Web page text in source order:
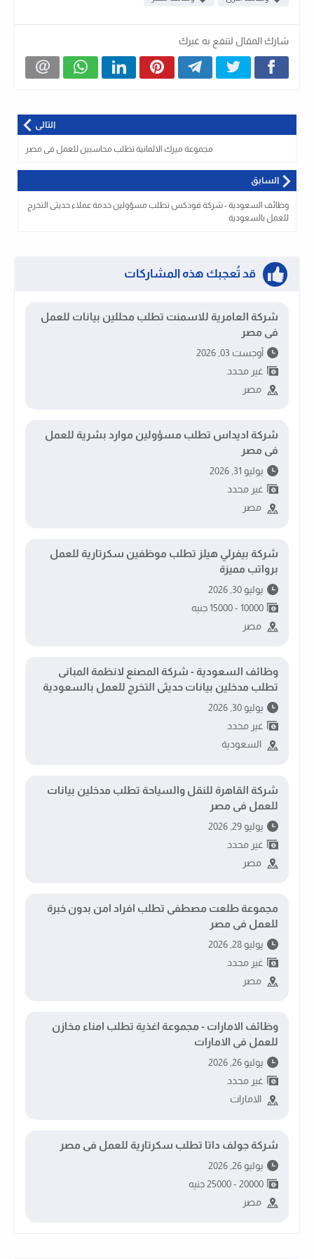
شارك المقال لتنفع به غيرك
التالى
مجموعة ميرك الالمانية تطلب محاسبين للعمل فى مصر
السابق
وظائف السعودية - شركة فودكس تطلب مسؤولين خدمة عملاء حديثى التخرج
للعمل بالسعودية
قد تُعجبك هذه المشاركات
شركة العامرية للاسمنت تطلب محللين بيانات للعمل
فى مصر
أوجست 03, 2026
غير محدد
مصر
شركة اديداس تطلب مسؤولين موارد بشرية للعمل
فى مصر
يوليو 31, 2026
غير محدد
مصر
شركة بيفرلي هيلز تطلب موظفين سكرتارية للعمل
برواتب مميزة
يوليو 30, 2026
10000 - 15000 جنيه
مصر
وظائف السعودية - شركة المصنع لانظمة المبانى
تطلب مدخلين بيانات حديثى التخرج للعمل بالسعودية
يوليو 30, 2026
غير محدد
السعودية
شركة القاهرة للنقل والسياحة تطلب مدخلين بيانات
للعمل فى مصر
يوليو 29, 2026
غير محدد
مصر
مجموعة طلعت مصطفى تطلب افراد امن بدون خبرة
للعمل فى مصر
يوليو 28, 2026
غير محدد
مصر
وظائف الامارات - مجموعة اغذية تطلب امناء مخازن
للعمل فى الامارات
يوليو 26, 2026
غير محدد
الامارات
شركة جولف داتا تطلب سكرتارية للعمل فى مصر
يوليو 26, 2026
20000 - 25000 جنيه
مصر